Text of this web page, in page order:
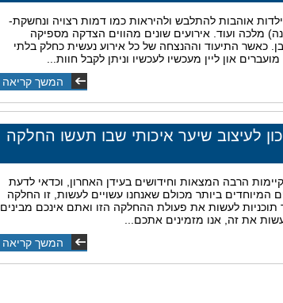
אוהבות להתלבש ולהיראות כמו דמות רצויה ונחשקת-
מלכה ועוד. אירועים שונים מהווים הצדקה מספיקה
כאשר התיעוד וההנצחה של כל אירוע נעשית כחלק בלתי
און ליין מעכשיו לעכשיו וניתן לקבל חוות...
המשך קריאה
לעיצוב שיער איכותי שבו תעשו החלקה
הרבה המצאות וחידושים בעידן האחרון, וכדאי לדעת
ביותר מכולם שאנחנו עשויים לעשות, זו החלקה
תוכניות לעשות את פעולת ההחלקה הזו ואתם אינכם מבינים
את זה, אנו מזמינים אתכם...
המשך קריאה